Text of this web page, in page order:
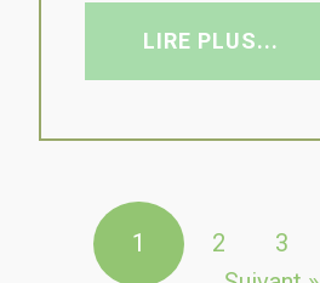
LIRE PLUS...
1 2 3